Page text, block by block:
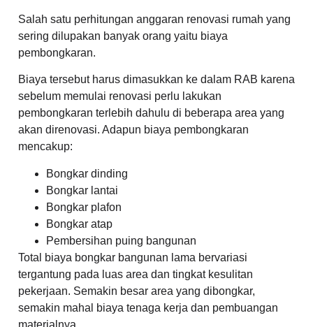
Salah satu perhitungan anggaran renovasi rumah yang
sering dilupakan banyak orang yaitu biaya
pembongkaran.
Biaya tersebut harus dimasukkan ke dalam RAB karena
sebelum memulai renovasi perlu lakukan
pembongkaran terlebih dahulu di beberapa area yang
akan direnovasi. Adapun biaya pembongkaran
mencakup:
Bongkar dinding
Bongkar lantai
Bongkar plafon
Bongkar atap
Pembersihan puing bangunan
Total biaya bongkar bangunan lama bervariasi
tergantung pada luas area dan tingkat kesulitan
pekerjaan. Semakin besar area yang dibongkar,
semakin mahal biaya tenaga kerja dan pembuangan
materialnya.